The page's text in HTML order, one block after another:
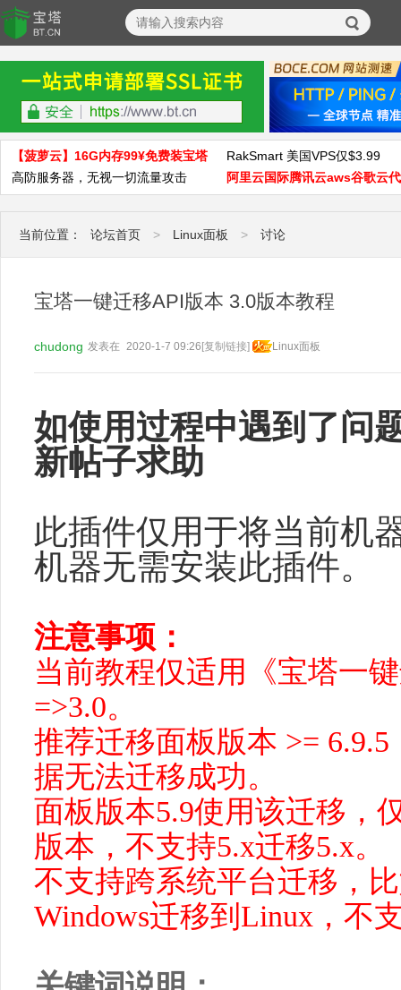
【菠萝云】16G内存99¥免费装宝塔
RakSmart 美国VPS仅$3.99
高防服务器，无视一切流量攻击
阿里云国际腾讯云aws谷歌云
当前位置： 论坛首页 > Linux面板 > 讨论
宝塔一键迁移API版本 3.0版本教程
chudong 发表在 Linux面板
2020-1-7 09:26 [复制链接]
如使用过程中遇到了问
新帖子求助
此插件仅用于将当前机
机器无需安装此插件。
注意事项：
当前教程仅适用
《宝塔一
=>3.0。
推荐迁移面板版本 >=
据无法迁移成功。
面板版本5.9使用该迁移，
版本，不支持5.x迁移5.x。
不支持跨系统平台迁移，
Windows迁移到Linux，不